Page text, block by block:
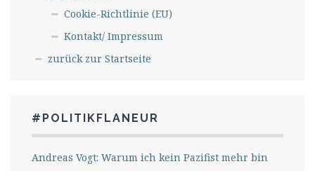
Cookie-Richtlinie (EU)
Kontakt/ Impressum
zurück zur Startseite
#POLITIKFLANEUR
Andreas Vogt: Warum ich kein Pazifist mehr bin